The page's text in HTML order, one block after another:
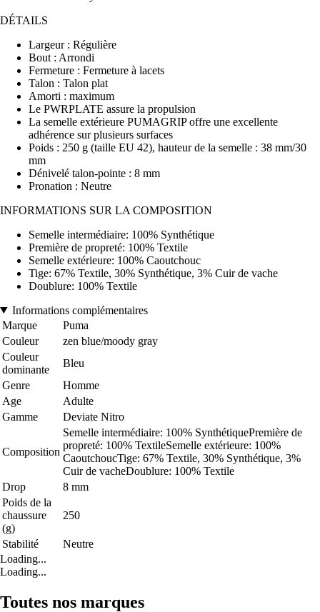
DÉTAILS
Largeur : Régulière
Bout : Arrondi
Fermeture : Fermeture à lacets
Talon : Talon plat
Amorti : maximum
Le PWRPLATE assure la propulsion
La semelle extérieure PUMAGRIP offre une excellente
adhérence sur plusieurs surfaces
Poids : 250 g (taille EU 42), hauteur de la semelle : 38 mm/30
mm
Dénivelé talon-pointe : 8 mm
Pronation : Neutre
INFORMATIONS SUR LA COMPOSITION
Semelle intermédiaire: 100% Synthétique
Première de propreté: 100% Textile
Semelle extérieure: 100% Caoutchouc
Tige: 67% Textile, 30% Synthétique, 3% Cuir de vache
Doublure: 100% Textile
Informations complémentaires
Marque
Puma
Couleur
zen blue/moody gray
Couleur
dominante
Bleu
Genre
Homme
Age
Adulte
Gamme
Deviate Nitro
Composition
Semelle intermédiaire: 100% SynthétiquePremière de
propreté: 100% TextileSemelle extérieure: 100%
CaoutchoucTige: 67% Textile, 30% Synthétique, 3%
Cuir de vacheDoublure: 100% Textile
Drop
8 mm
Poids de la
chaussure
(g)
250
Stabilité
Neutre
Loading...
Loading...
Toutes nos marques